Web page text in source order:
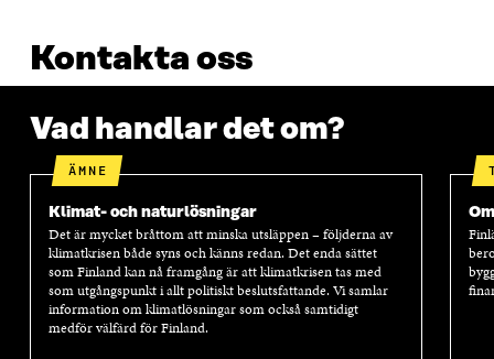
Kontakta oss
Vad handlar det om?
ÄMNE
Klimat- och naturlösningar
Det är mycket bråttom att minska utsläppen – följderna av
klimatkrisen både syns och känns redan. Det enda sättet
som Finland kan nå framgång är att klimatkrisen tas med
som utgångspunkt i allt politiskt beslutsfattande. Vi samlar
information om klimatlösningar som också samtidigt
medför välfärd för Finland.